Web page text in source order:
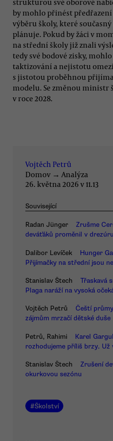
strukturou své oborové
by mohlo přinést
výběru školy, které
plánuje. Pokud by žáci v
na střední školy již znali
tedy své bodové zisky,
taktizování a nejistotu
s jistotou proběhnou
modelu. Se změnou ministr
v roce 2028.
Vojtěch Petrů
Domov → Analýza
26. května 2026 v 11.13
Související
Radan Jünger
Zrušme
deváťáků proměnil v drezúru
Dalibor Levíček
Hunger
Přijímačky na střední jsou
Stanislav Štech
Třaskavá
Plaga naráží na vysoká
Vojtěch Petrů
Čeští
zájmům mrzačí dětské duše
Petrů, Rahimi
Karel
rozhodujeme příliš brzy. Už
Stanislav Štech
Zrušení
okurkovou sezónu
#Školství